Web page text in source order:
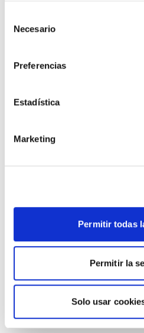
Necesario
Preferencias
Estadística
Marketing
Permitir todas
Permitir la
Solo usar